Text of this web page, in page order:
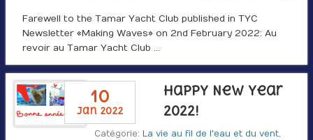
Farewell to the Tamar Yacht Club published in TYC
Newsletter «Making Waves» on 2nd February 2022: Au
revoir au Tamar Yacht Club …
10
jan 2022
Happy New Year
2022!
Catégorie: La vie au fil de l'eau et du vent,